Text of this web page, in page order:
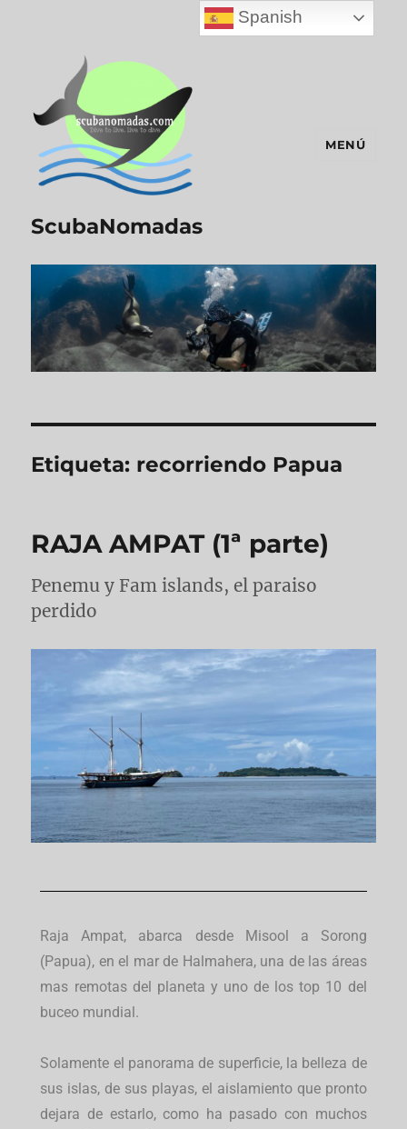
ScubaNomadas
MENÚ
Etiqueta: recorriendo Papua
RAJA AMPAT (1ª parte)
Penemu y Fam islands, el paraiso
perdido
Raja Ampat, abarca desde Misool a Sorong
(Papua), en el mar de Halmahera, una de las áreas
mas remotas del planeta y uno de los top 10 del
buceo mundial.
Solamente el panorama de superficie, la belleza de
sus islas, de sus playas, el aislamiento que pronto
dejara de estarlo, como ha pasado con muchos
Spanish